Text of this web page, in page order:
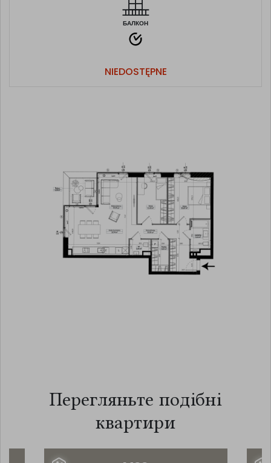
БАЛКОН
NIEDOSTĘPNE
Перегляньте подібні
квартири